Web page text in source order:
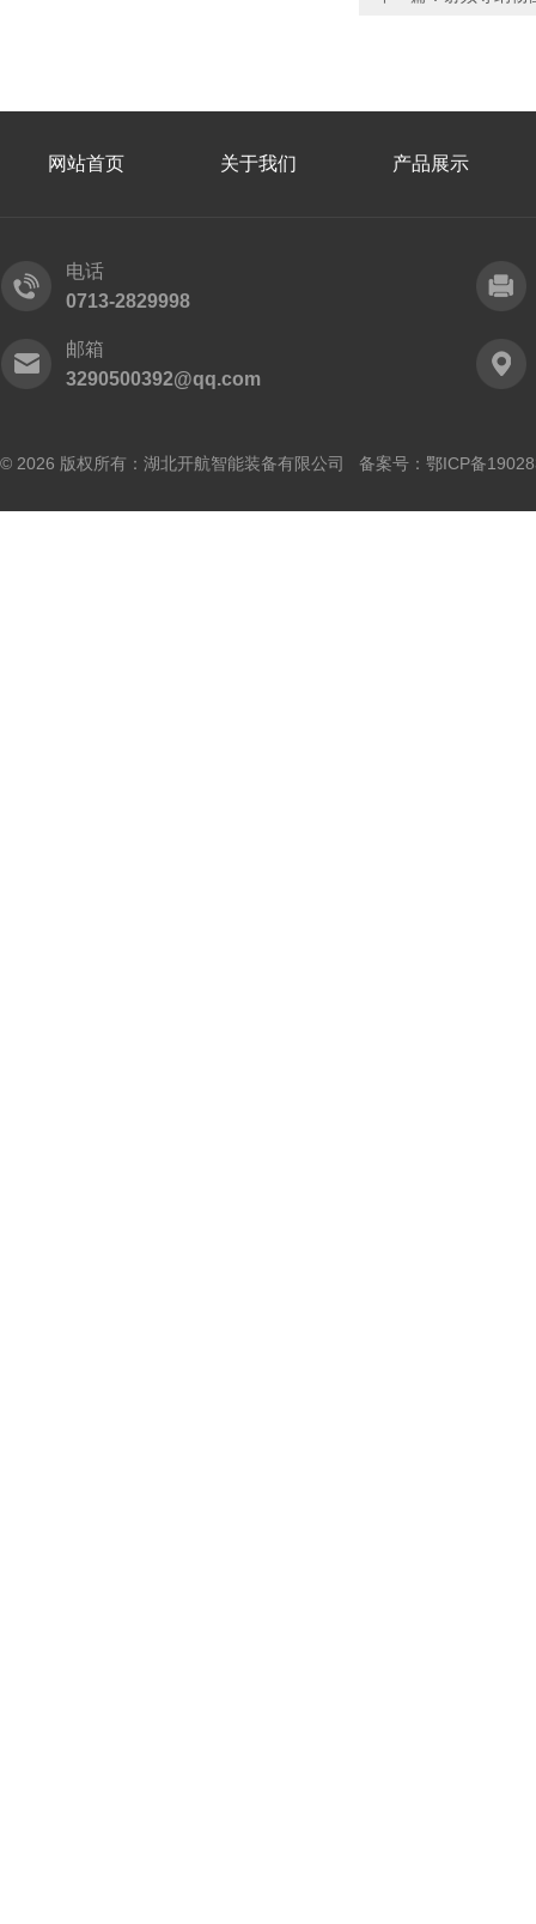
网站首页 关于我们 产品展示
电话
0713-2829998
邮箱
3290500392@qq.com
© 2026 版权所有：湖北开航智能装备有限公司 备案号： 鄂ICP备